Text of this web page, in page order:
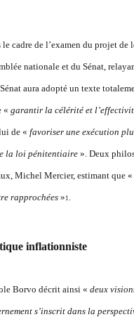
cadre de l’examen du projet de
nationale et du Sénat,
aura adopté un texte
« garantir la célérité et
de « favoriser une exécution
la loi pénitentiaire ». Deux
Michel Mercier, estimant que «
rapprochées » 1
inflationniste
Borvo décrit ainsi « deux
s’inscrit dans la